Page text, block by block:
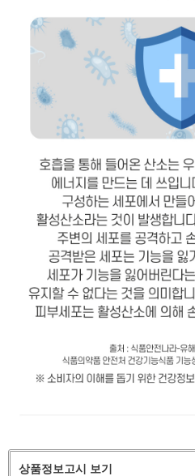
상품정보고시 보기